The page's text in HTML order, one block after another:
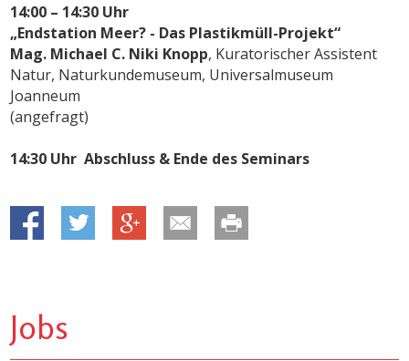
14:00 – 14:30 Uhr
„Endstation Meer? - Das Plastikmüll-Projekt“
Mag. Michael C. Niki Knopp, Kuratorischer Assistent
Natur, Naturkundemuseum, Universalmuseum
Joanneum
(angefragt)
14:30 Uhr Abschluss & Ende des Seminars
Jobs